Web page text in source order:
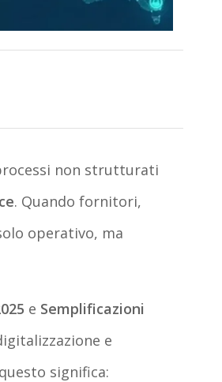
non strutturati
. Quando fornitori,
operativo, ma
e Semplificazioni
e
significa: